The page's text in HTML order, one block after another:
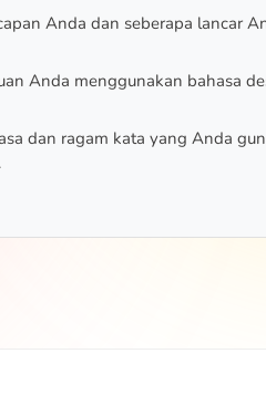
Anda dan seberapa lancar
Anda menggunakan bahasa
dan ragam kata yang Anda